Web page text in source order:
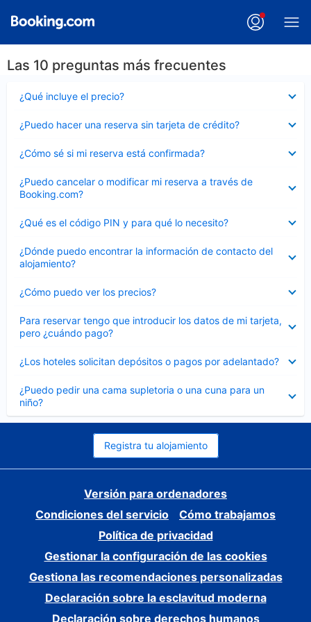
Las 10 preguntas más frecuentes
¿Qué incluye el precio?
cerrado
¿Puedo hacer una reserva sin tarjeta de crédito?
cerrado
¿Cómo sé si mi reserva está confirmada?
cerrado
¿Puedo cancelar o modificar mi reserva a través de
Booking.com?
cerrado
¿Qué es el código PIN y para qué lo necesito?
cerrado
¿Dónde puedo encontrar la información de contacto del
alojamiento?
cerrado
¿Cómo puedo ver los precios?
cerrado
Para reservar tengo que introducir los datos de mi tarjeta,
pero ¿cuándo pago?
cerrado
¿Los hoteles solicitan depósitos o pagos por adelantado?
cerrado
¿Puedo pedir una cama supletoria o una cuna para un
niño?
cerrado
Registra tu alojamiento
Versión para ordenadores
Condiciones del servicio
Cómo trabajamos
Política de privacidad
Gestionar la configuración de las cookies
Gestiona las recomendaciones personalizadas
Declaración sobre la esclavitud moderna
Declaración sobre derechos humanos